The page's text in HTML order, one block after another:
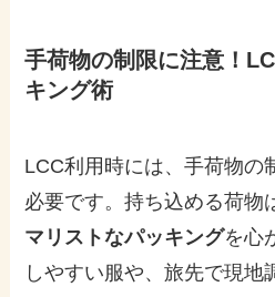
手荷物の制限に注意！
キング術
LCC利用時には、手荷物の
必要です。持ち込める荷物
マリストなパッキングを心
しやすい服や、旅先で現地